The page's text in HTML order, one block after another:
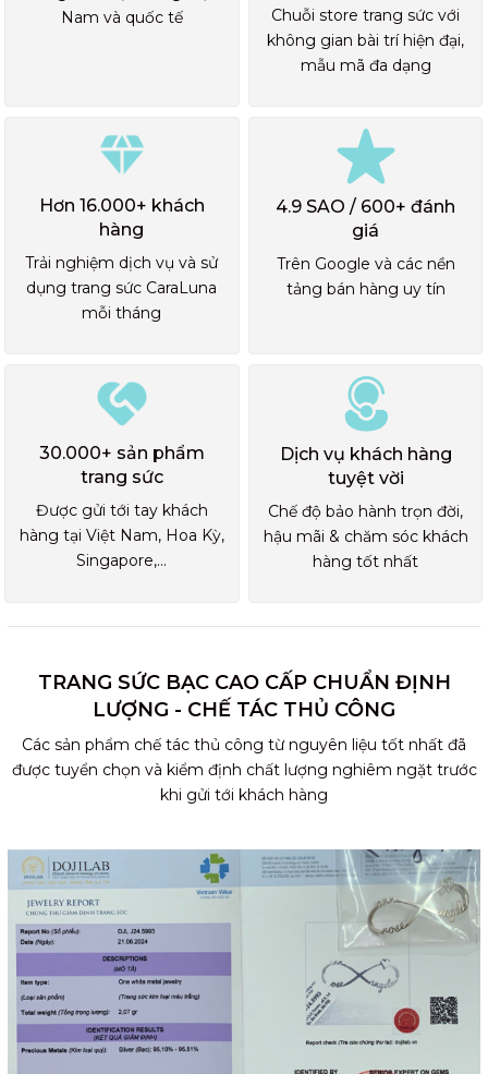
Nam và quốc tế
Chuỗi store trang sức với
không gian bài trí hiện đại,
mẫu mã đa dạng
Hơn 16.000+ khách
hàng
Trải nghiệm dịch vụ và sử
dụng trang sức CaraLuna
mỗi tháng
4.9 SAO / 600+ đánh
giá
Trên Google và các nền
tảng bán hàng uy tín
30.000+ sản phẩm
trang sức
Được gửi tới tay khách
hàng tại Việt Nam, Hoa Kỳ,
Singapore,...
Dịch vụ khách hàng
tuyệt vời
Chế độ bảo hành trọn đời,
hậu mãi & chăm sóc khách
hàng tốt nhất
TRANG SỨC BẠC CAO CẤP CHUẨN ĐỊNH
LƯỢNG - CHẾ TÁC THỦ CÔNG
Các sản phẩm chế tác thủ công từ nguyên liệu tốt nhất đã
được tuyển chọn và kiểm định chất lượng nghiêm ngặt trước
khi gửi tới khách hàng